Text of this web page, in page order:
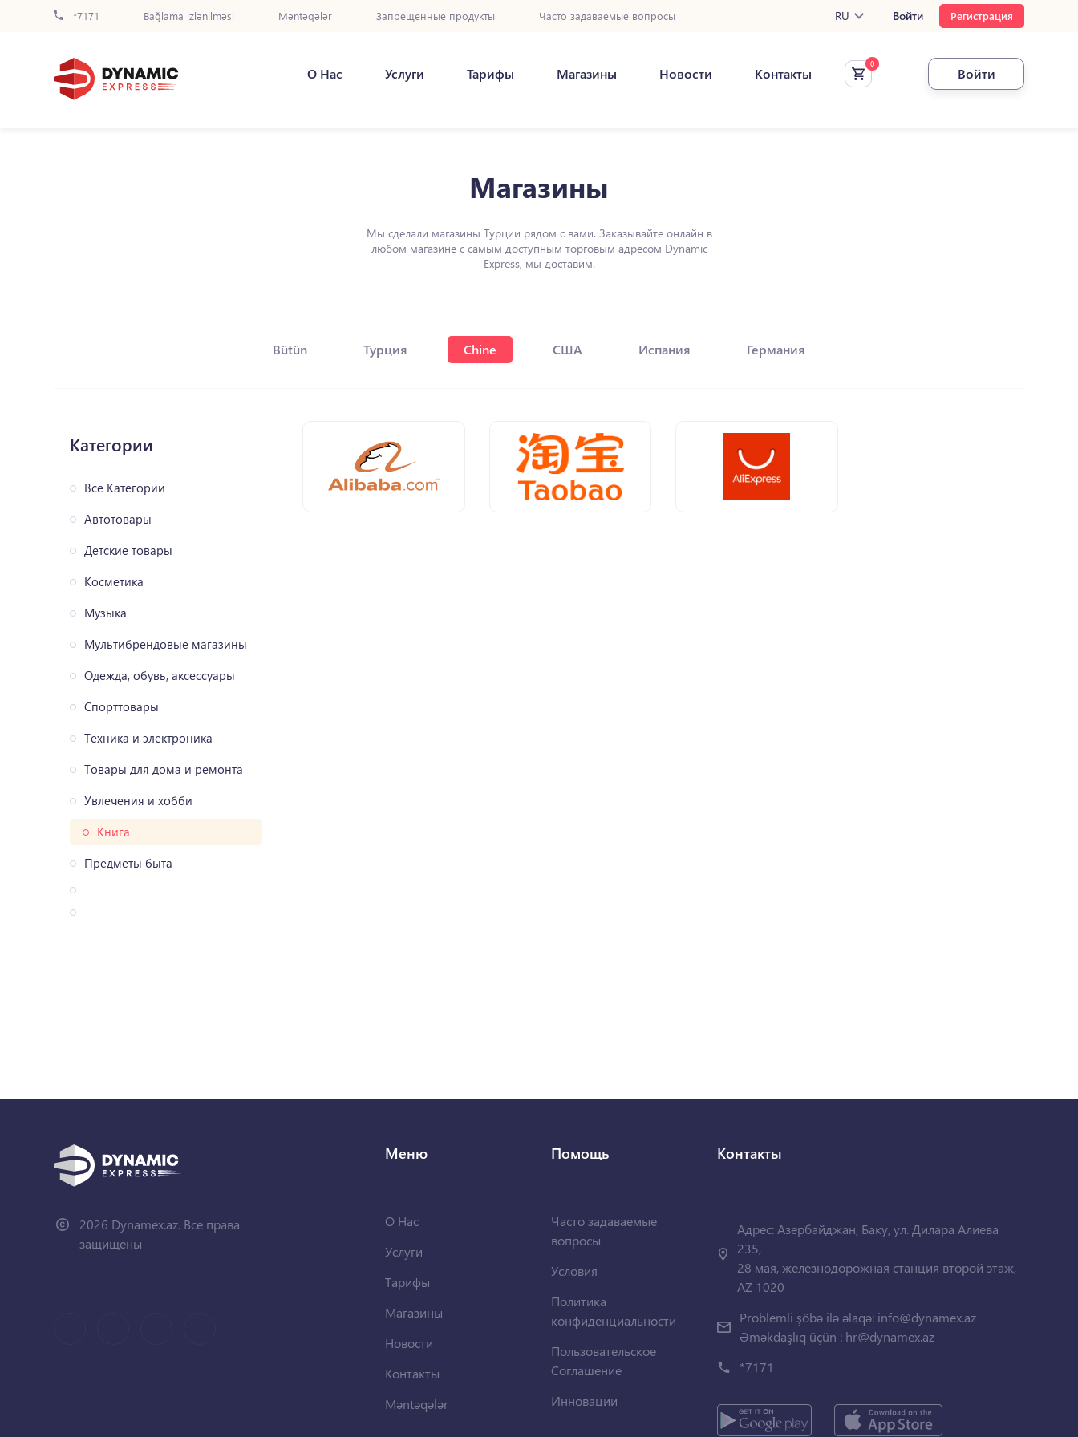
*7171 Bağlama izlənilməsi Məntəqələr Запрещенные продукты Часто задаваемые вопросы RU Войти Регистрация
О Нас Услуги Тарифы Магазины Новости Контакты Войти
Магазины
Мы сделали магазины Турции рядом с вами. Заказывайте онлайн в
любом магазине с самым доступным торговым адресом Dynamic
Express, мы доставим.
Bütün Турция Chine США Испания Германия
Категории
Все Категории
Автотовары
Детские товары
Косметика
Музыка
Мультибрендовые магазины
Одежда, обувь, аксессуары
Спорттовары
Техника и электроника
Товары для дома и ремонта
Увлечения и хобби
Книга
Предметы быта
2026 Dynamex.az. Все права
защищены
Меню
О Нас
Услуги
Тарифы
Магазины
Новости
Контакты
Məntəqələr
Помощь
Часто задаваемые
вопросы
Условия
Политика
конфиденциальности
Пользовательское
Соглашение
Инновации
Контакты
Адрес: Азербайджан, Баку, ул. Дилара Алиева
235,
28 мая, железнодорожная станция второй этаж,
AZ 1020
Problemli şöbə ilə əlaqə: info@dynamex.az
Əməkdaşlıq üçün : hr@dynamex.az
*7171